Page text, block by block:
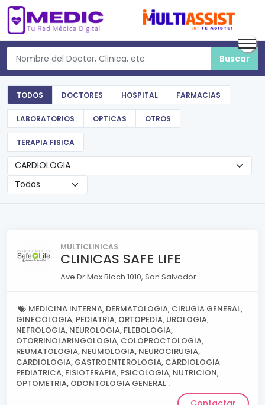
TODOS DOCTORES HOSPITAL FARMACIAS
LABORATORIOS OPTICAS OTROS
TERAPIA FISICA
MULTICLINICAS
CLINICAS SAFE LIFE
Ave Dr Max Bloch 1010, San Salvador
MEDICINA INTERNA, DERMATOLOGIA, CIRUGIA GENERAL,
GINECOLOGIA, PEDIATRIA, ORTOPEDIA, UROLOGIA,
NEFROLOGIA, NEUROLOGIA, FLEBOLOGIA,
OTORRINOLARINGOLOGIA, COLOPROCTOLOGIA,
REUMATOLOGIA, NEUMOLOGIA, NEUROCIRUGIA,
CARDIOLOGIA, GASTROENTEROLOGIA, CARDIOLOGIA
PEDIATRICA, FISIOTERAPIA, PSICOLOGIA, NUTRICION,
OPTOMETRIA, ODONTOLOGIA GENERAL .